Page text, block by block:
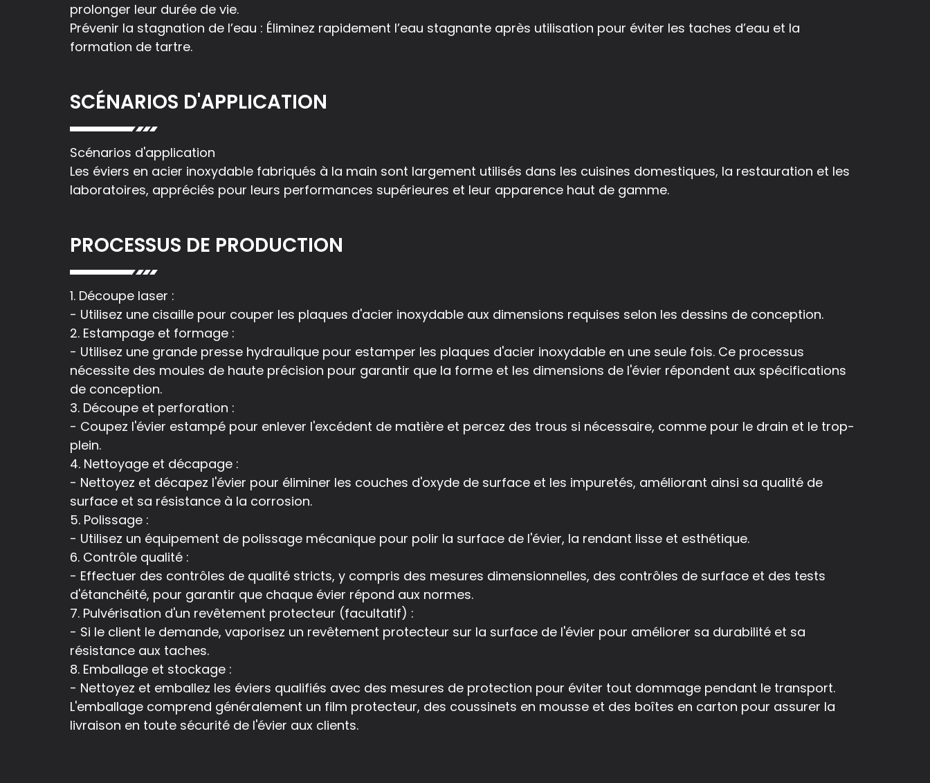
prolonger leur durée de vie.
Prévenir la stagnation de l’eau : Éliminez rapidement l’eau stagnante après utilisation pour éviter les taches d’eau et la
formation de tartre.
SCÉNARIOS D'APPLICATION
Scénarios d'application
Les éviers en acier inoxydable fabriqués à la main sont largement utilisés dans les cuisines domestiques, la restauration et les
laboratoires, appréciés pour leurs performances supérieures et leur apparence haut de gamme.
PROCESSUS DE PRODUCTION
1. Découpe laser :
- Utilisez une cisaille pour couper les plaques d'acier inoxydable aux dimensions requises selon les dessins de conception.
2. Estampage et formage :
- Utilisez une grande presse hydraulique pour estamper les plaques d'acier inoxydable en une seule fois. Ce processus
nécessite des moules de haute précision pour garantir que la forme et les dimensions de l'évier répondent aux spécifications
de conception.
3. Découpe et perforation :
- Coupez l'évier estampé pour enlever l'excédent de matière et percez des trous si nécessaire, comme pour le drain et le trop-
plein.
4. Nettoyage et décapage :
- Nettoyez et décapez l'évier pour éliminer les couches d'oxyde de surface et les impuretés, améliorant ainsi sa qualité de
surface et sa résistance à la corrosion.
5. Polissage :
- Utilisez un équipement de polissage mécanique pour polir la surface de l'évier, la rendant lisse et esthétique.
6. Contrôle qualité :
- Effectuer des contrôles de qualité stricts, y compris des mesures dimensionnelles, des contrôles de surface et des tests
d'étanchéité, pour garantir que chaque évier répond aux normes.
7. Pulvérisation d'un revêtement protecteur (facultatif) :
- Si le client le demande, vaporisez un revêtement protecteur sur la surface de l'évier pour améliorer sa durabilité et sa
résistance aux taches.
8. Emballage et stockage :
- Nettoyez et emballez les éviers qualifiés avec des mesures de protection pour éviter tout dommage pendant le transport.
L'emballage comprend généralement un film protecteur, des coussinets en mousse et des boîtes en carton pour assurer la
livraison en toute sécurité de l'évier aux clients.